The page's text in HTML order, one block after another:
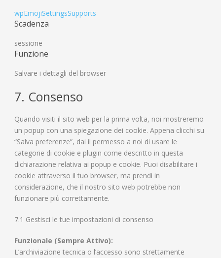
wpEmojiSettingsSupports
Scadenza
sessione
Funzione
Salvare i dettagli del browser
7. Consenso
Quando visiti il sito web per la prima volta, noi mostreremo
un popup con una spiegazione dei cookie. Appena clicchi su
“Salva preferenze”, dai il permesso a noi di usare le
categorie di cookie e plugin come descritto in questa
dichiarazione relativa ai popup e cookie. Puoi disabilitare i
cookie attraverso il tuo browser, ma prendi in
considerazione, che il nostro sito web potrebbe non
funzionare più correttamente.
7.1 Gestisci le tue impostazioni di consenso
Funzionale (Sempre Attivo):
L’archiviazione tecnica o l’accesso sono strettamente